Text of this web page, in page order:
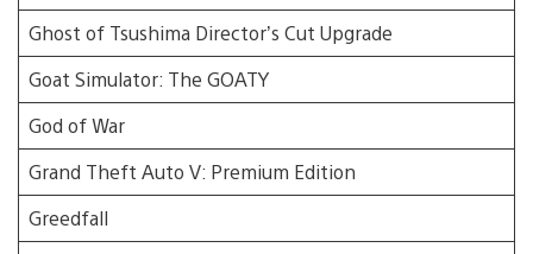
Ghost of Tsushima Director’s Cut Upgrade
Goat Simulator: The GOATY
God of War
Grand Theft Auto V: Premium Edition
Greedfall